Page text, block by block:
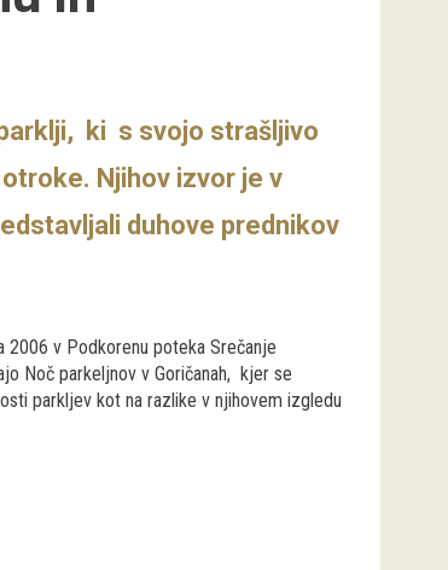
ki s svojo strašljivo
Njihov izvor je v
duhove prednikov
2006 v Podkorenu poteka Srečanje
Noč parkeljnov v Goričanah, kjer se
parkljev kot na razlike v njihovem izgledu